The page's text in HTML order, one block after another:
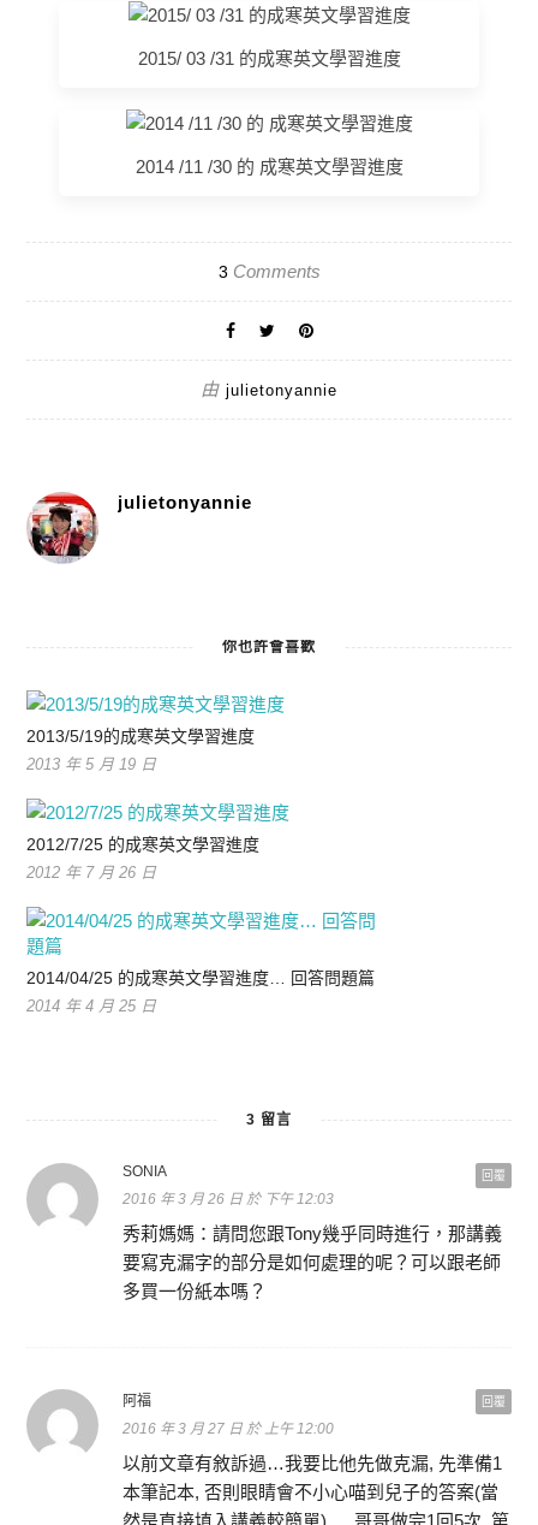
2015/ 03 /31 的成寒英文學習進度
2014 /11 /30 的 成寒英文學習進度
3 Comments
由 julietonyannie
julietonyannie
你也許會喜歡
2013/5/19的成寒英文學習進度
2013 年 5 月 19 日
2012/7/25 的成寒英文學習進度
2012 年 7 月 26 日
2014/04/25 的成寒英文學習進度… 回答問題篇
2014 年 4 月 25 日
3 留言
回覆
SONIA
2016 年 3 月 26 日 於 下午 12:03
秀莉媽媽：請問您跟Tony幾乎同時進行，那講義
要寫克漏字的部分是如何處理的呢？可以跟老師
多買一份紙本嗎？
回覆
阿福
2016 年 3 月 27 日 於 上午 12:00
以前文章有敘訴過…我要比他先做克漏, 先準備1
本筆記本, 否則眼睛會不小心喵到兒子的答案(當
然是直接填入講義較簡單) ….哥哥做完1回5次, 第